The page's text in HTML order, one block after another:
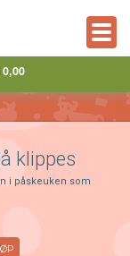
klippes
i påskeuken som